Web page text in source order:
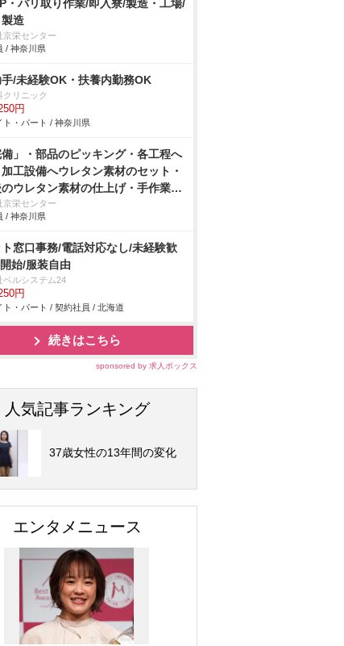
・バリ取り作業/即入寮/製造・工場/
造
京栄センター
/ 神奈川県
/未経験OK・扶養内勤務OK
クリニック
円
ト・パート / 神奈川県
備」・部品のピッキング・各工程へ
工設備へウレタン素材のセット・
のウレタン素材の仕上げ・手作業
イバーを使用しての車用シートの
製品の検査作業/即入寮/製造・工
京栄センター
/ 神奈川県
窓口事務/電話対応なし/未経験歓
始/服装自由
ベルシステム24
円
ト・パート / 契約社員 / 北海道
続きはこちら
sponsored by 求人ボックス
人気記事ランキング
37歳女性の13年間の変化
エンタメニュース